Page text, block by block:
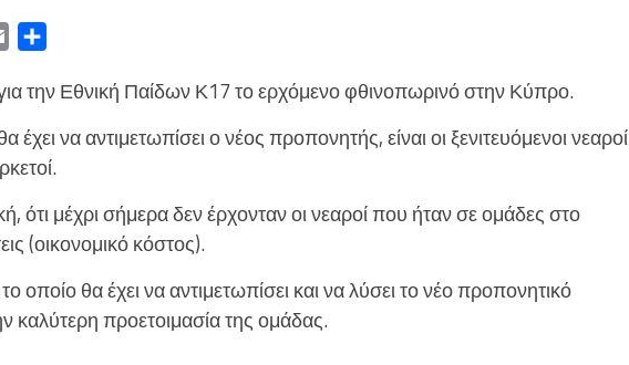
Email
την Εθνική Παίδων Κ17 το ερχόμενο φθινοπωρινό στην Κύπρο.
να αντιμετωπίσει ο νέος προπονητής, είναι οι ξενιτευόμενοι νεαροί
ότι μέχρι σήμερα δεν έρχονταν οι νεαροί που ήταν σε ομάδες στο
(οικονομικό κόστος).
οποίο θα έχει να αντιμετωπίσει και να λύσει το νέο προπονητικό
καλύτερη προετοιμασία της ομάδας.